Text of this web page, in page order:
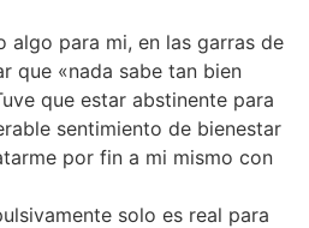
algo para mi, en las garras de
que «nada sabe tan bien
que estar abstinente para
sentimiento de bienestar
por fin a mi mismo con
solo es real para